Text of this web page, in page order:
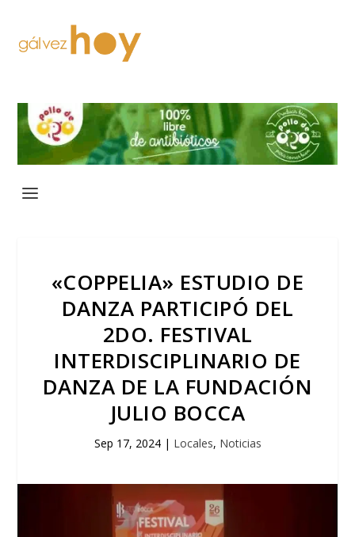
«COPPELIA» ESTUDIO DE
DANZA PARTICIPÓ DEL
2DO. FESTIVAL
INTERDISCIPLINARIO DE
DANZA DE LA FUNDACIÓN
JULIO BOCCA
Sep 17, 2024| Locales, Noticias